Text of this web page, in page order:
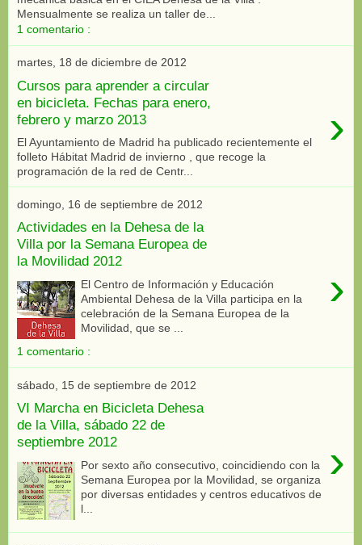
Mensualmente se realiza un taller de...
1 comentario :
martes, 18 de diciembre de 2012
Cursos para aprender a circular
en bicicleta. Fechas para enero,
febrero y marzo 2013
›
El Ayuntamiento de Madrid ha publicado recientemente el
folleto Hábitat Madrid de invierno , que recoge la
programación de la red de Centr...
domingo, 16 de septiembre de 2012
Actividades en la Dehesa de la
Villa por la Semana Europea de
la Movilidad 2012
›
El Centro de Información y Educación
Ambiental Dehesa de la Villa participa en la
celebración de la Semana Europea de la
Movilidad, que se ...
1 comentario :
sábado, 15 de septiembre de 2012
VI Marcha en Bicicleta Dehesa
de la Villa, sábado 22 de
septiembre 2012
›
Por sexto año consecutivo, coincidiendo con la
Semana Europea por la Movilidad, se organiza
por diversas entidades y centros educativos de
l...